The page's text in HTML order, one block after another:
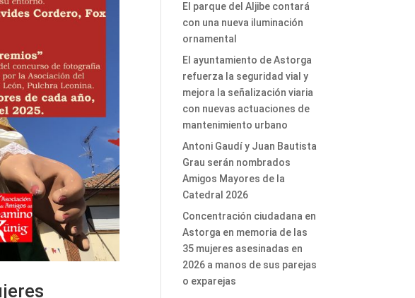
El parque del Aljibe contará
con una nueva iluminación
ornamental
El ayuntamiento de Astorga
refuerza la seguridad vial y
mejora la señalización viaria
con nuevas actuaciones de
mantenimiento urbano
Antoni Gaudí y Juan Bautista
Grau serán nombrados
Amigos Mayores de la
Catedral 2026
Concentración ciudadana en
Astorga en memoria de las
35 mujeres asesinadas en
2026 a manos de sus parejas
o exparejas